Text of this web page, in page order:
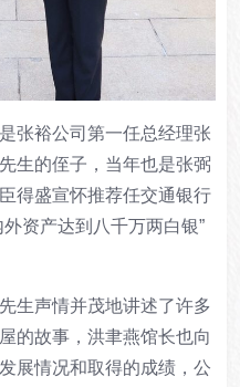
张裕公司第一任总经理张
生的侄子，当年也是张弼
得盛宣怀推荐任交通银行
资产达到八千万两白银”
生声情并茂地讲述了许多
的故事，洪聿燕馆长也向
展情况和取得的成绩，公